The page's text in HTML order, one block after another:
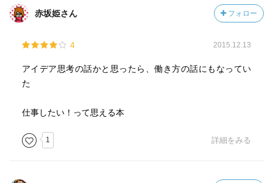
赤坂姫さん フォロー
4 2015.12.13
アイデア思考の話かと思ったら、働き方の話にもなってい
た
仕事したい！って思える本
1 詳細をみる